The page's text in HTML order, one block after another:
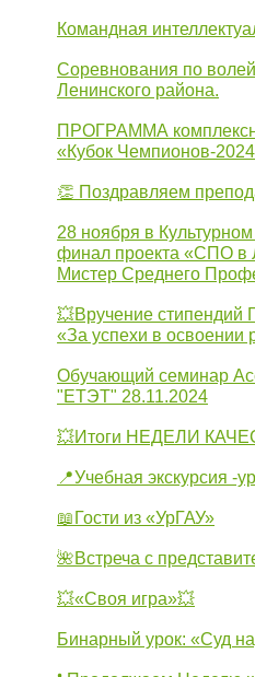
Командная
Соревнования по
Ленинского района.
ПРОГРАММА
«Кубок Чемпионов-
👏 Поздравляем
28 ноября в
финал проекта «СПО в
Мистер Среднего
💥Вручение стипендий
«За успехи в освоении
Обучающий семинар
"ЕТЭТ" 28.11.2024
💥Итоги НЕДЕЛИ
📍Учебная экскурсия -
📖Гости из «УрГАУ»
🌺Встреча с
💥«Своя игра»💥
Бинарный урок: «Суд